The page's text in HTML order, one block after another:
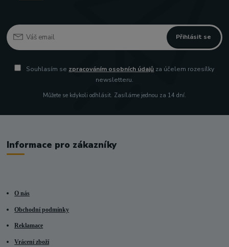
Přihlásit se
Souhlasím se zpracováním osobních údajů za účelem rozesílky
newsletteru.
Můžete se kdykoli odhlásit. Zasíláme jednou za 14 dní.
Informace pro zákazníky
O nás
Obchodní podmínky
Reklamace
Vrácení zboží